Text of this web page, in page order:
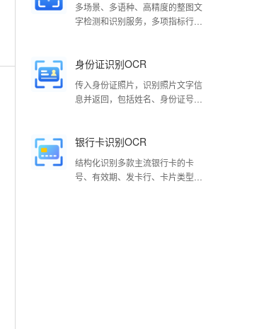
多场景、多语种、高精度的整图文
字检测和识别服务，多项指标行业
身份证识别OCR
传入身份证照片，识别照片文字信
息并返回，包括姓名、身份证号
银行卡识别OCR
结构化识别多款主流银行卡的卡
号、有效期、发卡行、卡片类型、